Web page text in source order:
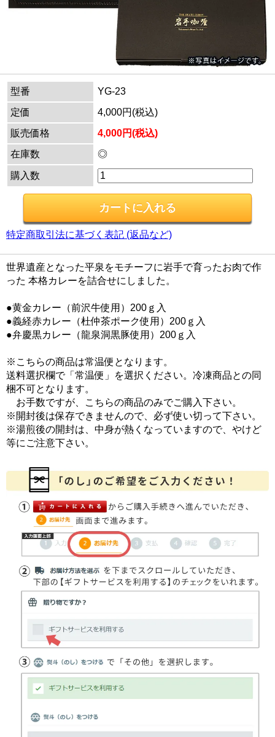
型番
YG-23
定価
4,000円(税込)
販売価格
4,000円(税込)
在庫数
◎
購入数
特定商取引法に基づく表記 (返品など)
世界遺産となった平泉をモチーフに岩手で育ったお肉で作
った 本格カレーを詰合せにしました。
●黄金カレー（前沢牛使用）200ｇ入
●義経赤カレー（杜仲茶ポーク使用）200ｇ入
●弁慶黒カレー（龍泉洞黒豚使用）200ｇ入
※こちらの商品は常温便となります。
送料選択欄で「常温便」を選択ください。冷凍商品との同
梱不可となります。
お手数ですが、こちらの商品のみでご購入下さい。
※開封後は保存できませんので、必ず使い切って下さい。
※湯煎後の開封は、中身が熱くなっていますので、やけど
等にご注意下さい。